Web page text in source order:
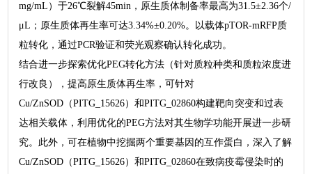
mg/mL）于26℃裂解45min，原生质体制备率最高为31.5±2.36个/
μL；原生质体再生率可达3.34%±0.20%。以载体pTOR-mRFP质
粒转化，通过PCR验证和荧光观察确认转化成功。
结合进一步探索优化PEG转化方法（针对质粒种类和质粒浓度进
行改良），提高原生质体再生率，可针对
Cu/ZnSOD（PITG_15626）和PITG_02860构建靶向突变和过表
达相关载体，利用优化的PEG方法对其生物学功能开展进一步研
究。此外，可在植物中挖掘两个重要基因的互作蛋白，深入了解
Cu/ZnSOD（PITG_15626）和PITG_02860在致病疫霉侵染时的